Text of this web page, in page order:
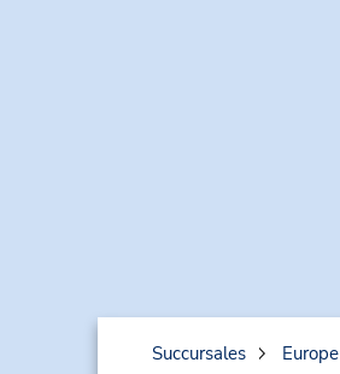
Succursales Europe